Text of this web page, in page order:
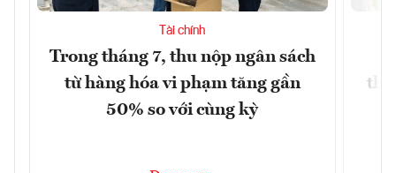
Tài chính
Trong tháng 7, thu nộp ngân sách
từ hàng hóa vi phạm tăng gần
50% so với cùng kỳ